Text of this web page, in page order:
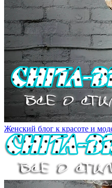
Женский блог к красоте и